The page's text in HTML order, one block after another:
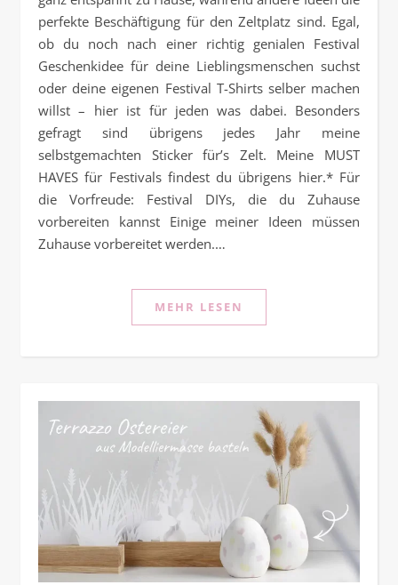
perfekte Beschäftigung für den Zeltplatz sind. Egal,
ob du noch nach einer richtig genialen Festival
Geschenkidee für deine Lieblingsmenschen suchst
oder deine eigenen Festival T-Shirts selber machen
willst – hier ist für jeden was dabei. Besonders
gefragt sind übrigens jedes Jahr meine
selbstgemachten Sticker für’s Zelt. Meine MUST
HAVES für Festivals findest du übrigens hier.* Für
die Vorfreude: Festival DIYs, die du Zuhause
vorbereiten kannst Einige meiner Ideen müssen
Zuhause vorbereitet werden.…
MEHR LESEN